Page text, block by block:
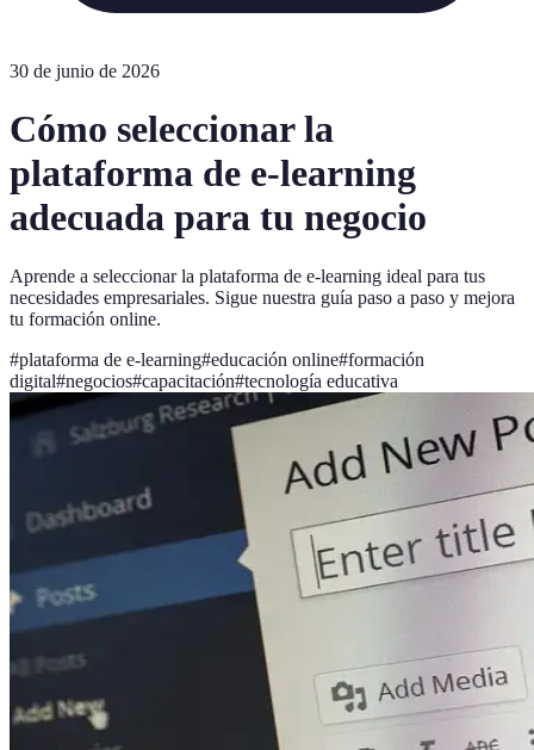
30 de junio de 2026
Cómo seleccionar la
plataforma de e-learning
adecuada para tu negocio
Aprende a seleccionar la plataforma de e-learning ideal para tus
necesidades empresariales. Sigue nuestra guía paso a paso y mejora
tu formación online.
#plataforma de e-learning#educación online#formación
digital#negocios#capacitación#tecnología educativa